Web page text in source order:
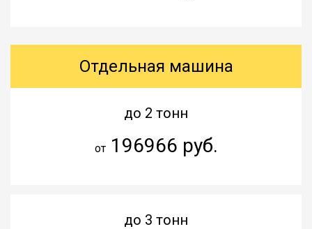
Отдельная машина
до 2 тонн
от196966 руб.
до 3 тонн